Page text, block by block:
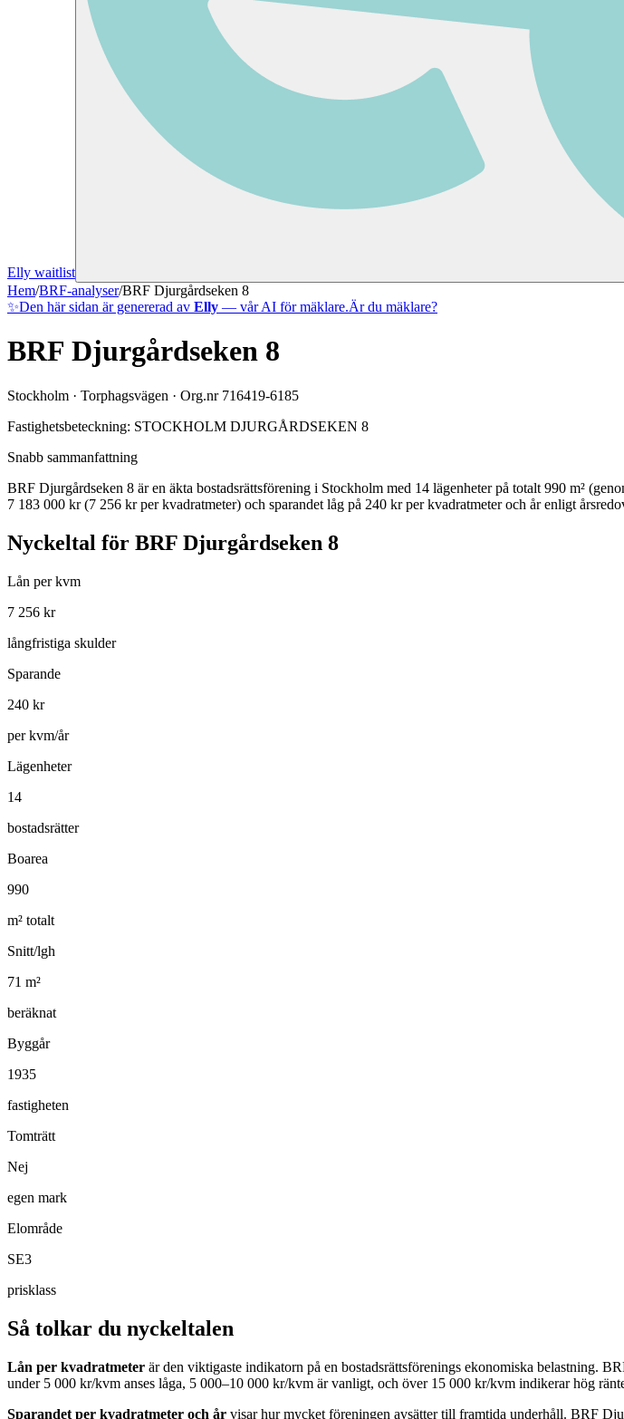
Elly waitlist
Hem/BRF-analyser/BRF Djurgårdseken 8
✨Den här sidan är genererad av Elly — vår AI för mäklare.Är du mäklare?
BRF Djurgårdseken 8
Stockholm · Torphagsvägen · Org.nr 716419-6185
Fastighetsbeteckning: STOCKHOLM DJURGÅRDSEKEN 8
Snabb sammanfattning
BRF Djurgårdseken 8 är en äkta bostadsrättsförening i Stockholm med 14 lägenheter på totalt 990 m²
7 183 000 kr (7 256 kr per kvadratmeter) och sparandet låg på 240 kr per kvadratmeter och år enligt
Nyckeltal för BRF Djurgårdseken 8
Lån per kvm
7 256 kr
långfristiga skulder
Sparande
240 kr
per kvm/år
Lägenheter
14
bostadsrätter
Boarea
990
m² totalt
Snitt/lgh
71 m²
beräknat
Byggår
1935
fastigheten
Tomträtt
Nej
egen mark
Elområde
SE3
prisklass
Så tolkar du nyckeltalen
Lån per kvadratmeter är den viktigaste indikatorn på en bostadsrättsförenings ekonomiska belastning.
under 5 000 kr/kvm anses låga, 5 000–10 000 kr/kvm är vanligt, och över 15 000 kr/kvm indikerar hög
Sparandet per kvadratmeter och år visar hur mycket föreningen avsätter till framtida underhåll. BRF